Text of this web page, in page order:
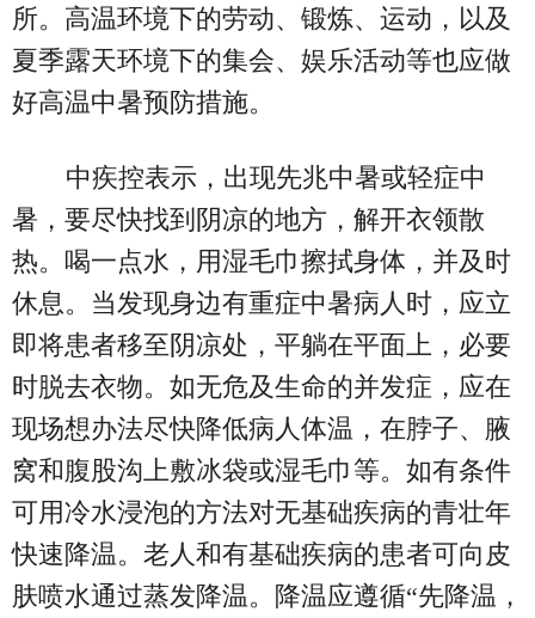
所。高温环境下的劳动、锻炼、运动，以及
夏季露天环境下的集会、娱乐活动等也应做
好高温中暑预防措施。
中疾控表示，出现先兆中暑或轻症中
暑，要尽快找到阴凉的地方，解开衣领散
热。喝一点水，用湿毛巾擦拭身体，并及时
休息。当发现身边有重症中暑病人时，应立
即将患者移至阴凉处，平躺在平面上，必要
时脱去衣物。如无危及生命的并发症，应在
现场想办法尽快降低病人体温，在脖子、腋
窝和腹股沟上敷冰袋或湿毛巾等。如有条件
可用冷水浸泡的方法对无基础疾病的青壮年
快速降温。老人和有基础疾病的患者可向皮
肤喷水通过蒸发降温。降温应遵循“先降温，